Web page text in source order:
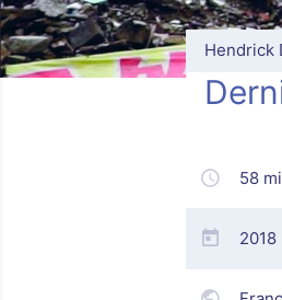
Hendrick
58
2018